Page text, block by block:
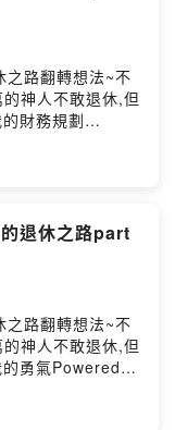
路翻轉想法~不
神人不敢退休,但
財務規劃
退休之路part
路翻轉想法~不
神人不敢退休,但
勇氣Powered